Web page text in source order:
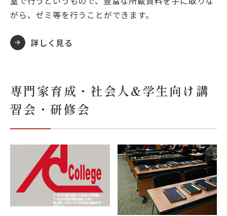
がら、ゼミ等を行うことができます。
詳しく見る
専門家育成・社会人&学生向け講
習会・研修会